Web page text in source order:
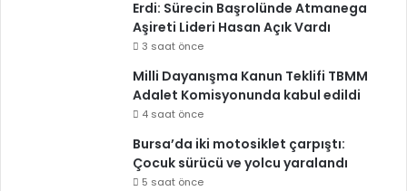
Erdi: Sürecin Başrolünde Atmanega
Aşireti Lideri Hasan Açık Vardı
3 saat önce
Milli Dayanışma Kanun Teklifi TBMM
Adalet Komisyonunda kabul edildi
4 saat önce
Bursa’da iki motosiklet çarpıştı:
Çocuk sürücü ve yolcu yaralandı
5 saat önce